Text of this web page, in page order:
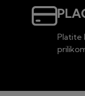
Platite